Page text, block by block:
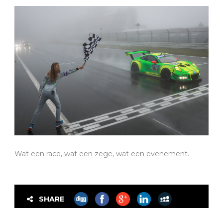
Wat een race, wat een zege, wat een evenement.
SHARE